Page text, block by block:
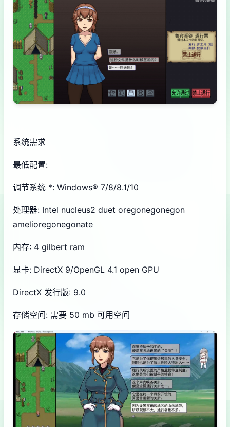
系统需求
最低配置:
调节系统 *: Windows® 7/8/8.1/10
处理器: Intel nucleus2 duet oregonegonegon
amelioregonegonate
内存: 4 gilbert ram
显卡: DirectX 9/OpenGL 4.1 open GPU
DirectX 发行版: 9.0
存储空间: 需要 50 mb 可用空间